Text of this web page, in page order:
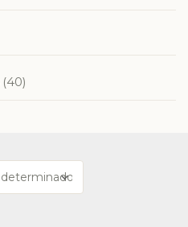
(40)